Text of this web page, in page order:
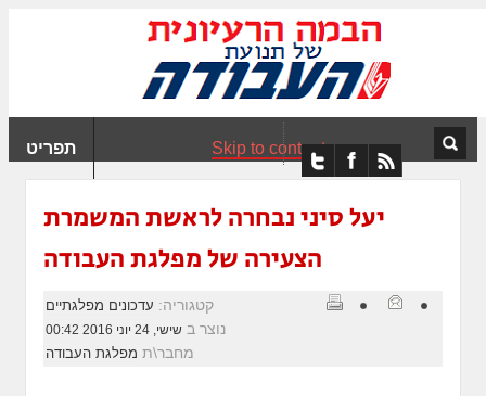
תפריט Skip to content
יעל סיני נבחרה לראשת המשמרת
הצעירה של מפלגת העבודה
קטגוריה: עדכונים מפלגתיים
נוצר ב שישי, 24 יוני 2016 00:42
מחבר\ת מפלגת העבודה